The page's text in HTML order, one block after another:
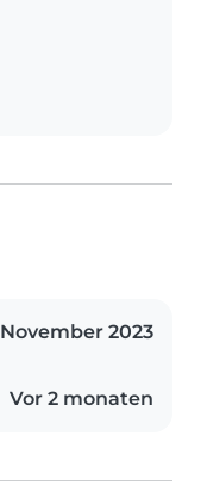
November 2023
Vor 2 monaten